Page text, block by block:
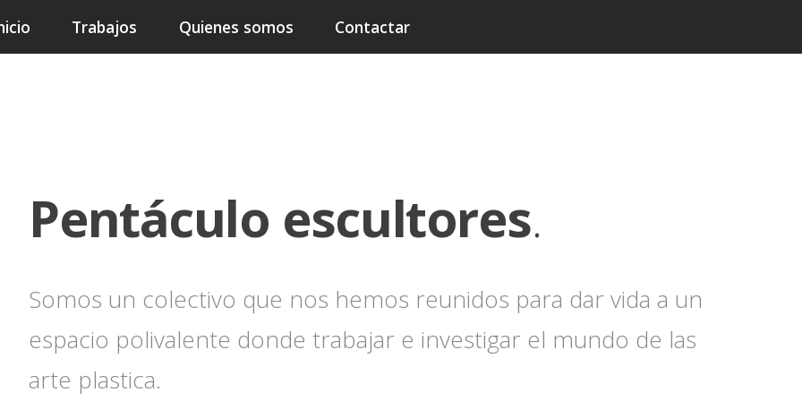
Trabajos Quienes somos Contactar
Pentáculo escultores.
Somos un colectivo que nos hemos reunidos para dar vida a un
espacio polivalente donde trabajar e investigar el mundo de las
arte plastica.